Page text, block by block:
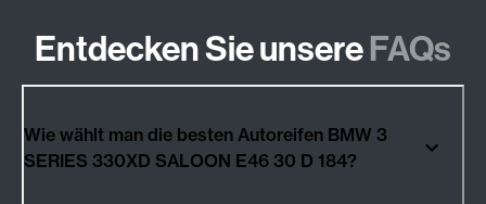
Entdecken Sie unsereFAQs
Wie wählt man die besten Autoreifen BMW 3
SERIES 330XD SALOON E46 30 D 184?